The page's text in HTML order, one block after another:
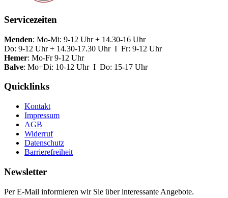
Servicezeiten
Menden: Mo-Mi: 9-12 Uhr + 14.30-16 Uhr
Do: 9-12 Uhr + 14.30-17.30 Uhr I Fr: 9-12 Uhr
Hemer: Mo-Fr 9-12 Uhr
Balve: Mo+Di: 10-12 Uhr I Do: 15-17 Uhr
Quicklinks
Kontakt
Impressum
AGB
Widerruf
Datenschutz
Barrierefreiheit
Newsletter
Per E-Mail informieren wir Sie über interessante Angebote.